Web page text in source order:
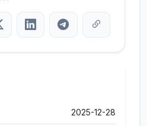
2025-12-28